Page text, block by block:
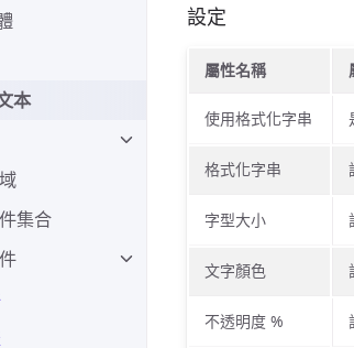
本
集合
設定
屬性名稱
使用格式化字串
格式化字串
字型大小
文字顏色
不透明度 %